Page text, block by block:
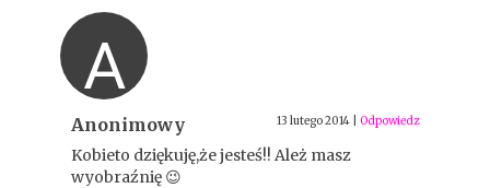
A
Anonimowy 13 lutego 2014 Odpowiedz
Kobieto dziękuję,że jesteś!! Ależ masz
wyobraźnię 😉